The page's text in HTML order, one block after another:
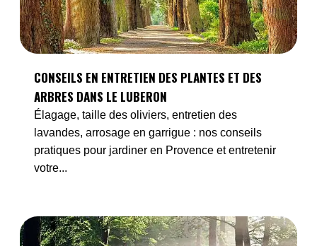
CONSEILS EN ENTRETIEN DES PLANTES ET DES
ARBRES DANS LE LUBERON
Élagage, taille des oliviers, entretien des
lavandes, arrosage en garrigue : nos conseils
pratiques pour jardiner en Provence et entretenir
votre...